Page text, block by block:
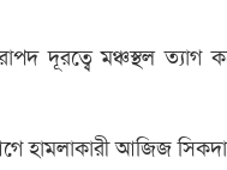
দূরত্বে মঞ্চস্থল
হামলাকারী আজিজ